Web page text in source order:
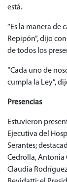
está.
“Es la manera de
Repipón”, dijo
de todos los
“Cada uno de
cumpla la Ley”,
Presencias
Estuvieron
Ejecutiva del
Serantes;
Cedrolla, Antonia
Claudia